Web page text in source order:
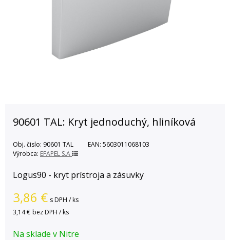
90601 TAL: Kryt jednoduchý, hliníková
Obj. čislo: 90601 TAL EAN: 5603011068103
Výrobca: EFAPEL S.A
Logus90 - kryt prístroja a zásuvky
3,86 € s DPH / ks
3,14 € bez DPH / ks
Na sklade v Nitre